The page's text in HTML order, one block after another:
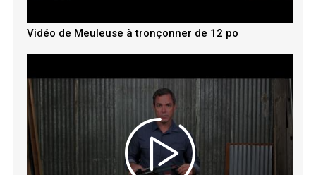
Vidéo de Meuleuse à tronçonner de 12 po